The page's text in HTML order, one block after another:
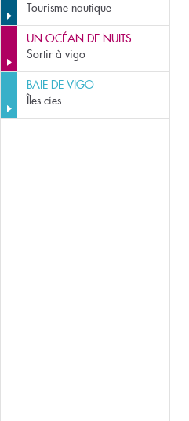
Tourisme nautique
UN OCÉAN DE NUITS
Sortir à vigo
BAIE DE VIGO
Îles cíes